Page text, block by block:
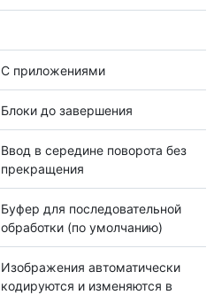
С приложениями
Блоки до завершения
Ввод в середине поворота без
прекращения
Буфер для последовательной
обработки (по умолчанию)
Изображения автоматически
кодируются и изменяются в